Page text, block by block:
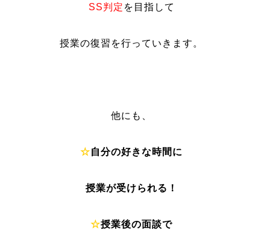
SS判定 を目指して
授業の復習を行っていきます。
他にも、
☆自分の好きな時間に
授業が受けられる！
☆授業後の面談で